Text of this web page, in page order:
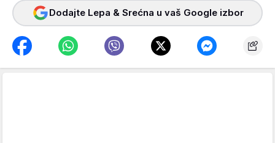
Dodajte Lepa & Srećna u vaš Google izbor